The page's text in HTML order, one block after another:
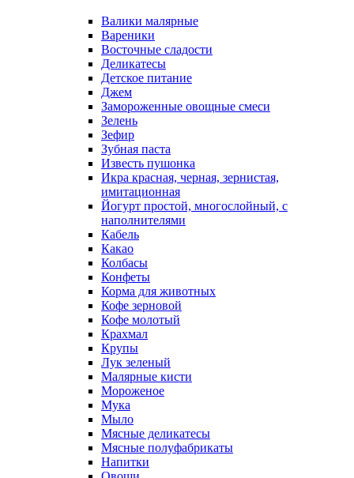
Валики малярные
Вареники
Восточные сладости
Деликатесы
Детское питание
Джем
Замороженные овощные смеси
Зелень
Зефир
Зубная паста
Известь пушонка
Икра красная, черная, зернистая,
имитационная
Йогурт простой, многослойный, с
наполнителями
Кабель
Какао
Колбасы
Конфеты
Корма для животных
Кофе зерновой
Кофе молотый
Крахмал
Крупы
Лук зеленый
Малярные кисти
Мороженое
Мука
Мыло
Мясные деликатесы
Мясные полуфабрикаты
Напитки